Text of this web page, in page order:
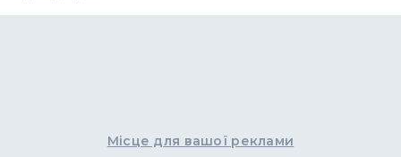
Місце для вашої реклами